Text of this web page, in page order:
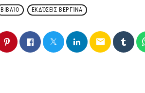
ΒΙΒΛΊΟ ΕΚΔΌΣΕΙΣ ΒΕΡΓΊΝΑ
email